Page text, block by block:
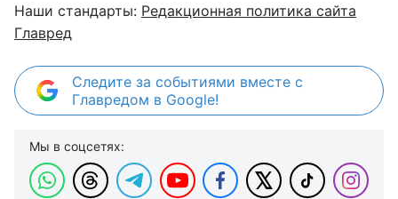
Наши стандарты: Редакционная политика сайта
Главред
Следите за событиями вместе с
Главредом в Google!
Мы в соцсетях: